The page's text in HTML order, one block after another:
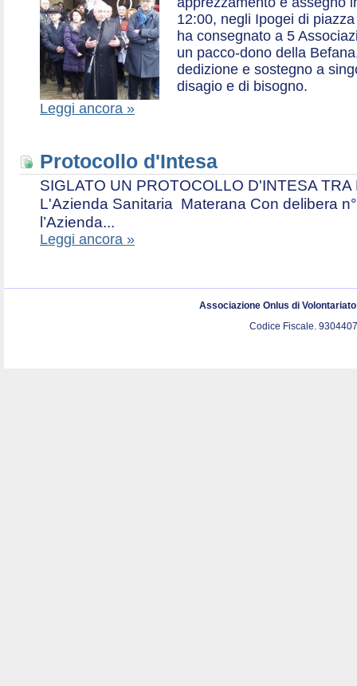
12:00, negli Ipogei di
ha consegnato a 5
un pacco-dono della
dedizione e sostegno a
disagio e di bisogno.
Leggi ancora »
Protocollo d'Intesa
SIGLATO UN PROTOCOLLO D'INTESA
L'Azienda Sanitaria Materana Con delibera
l’Azienda...
Leggi ancora »
Associazione Onlus di
Codice Fiscale.